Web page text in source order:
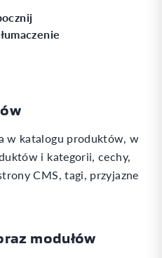
w katalogu produktów, w
i kategorii, cechy,
CMS, tagi, przyjazne
modułów